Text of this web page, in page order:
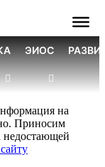
ЭИОС
на
Приносим
недостающей